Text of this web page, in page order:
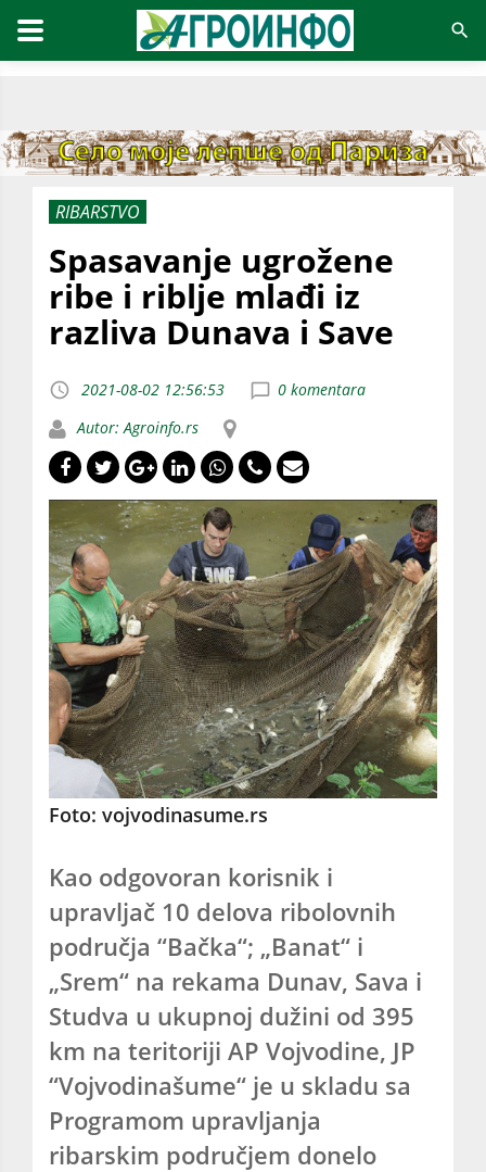
RIBARSTVO
Spasavanje ugrožene
ribe i riblje mlađi iz
razliva Dunava i Save
2021-08-02 12:56:53
0 komentara
Autor: Agroinfo.rs
Foto: vojvodinasume.rs
Kao odgovoran korisnik i
upravljač 10 delova ribolovnih
područja “Bačka“; „Banat“ i
„Srem“ na rekama Dunav, Sava i
Studva u ukupnoj dužini od 395
km na teritoriji AP Vojvodine, JP
“Vojvodinašume“ je u skladu sa
Programom upravljanja
ribarskim područjem donelo